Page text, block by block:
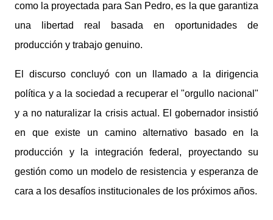
como la proyectada para San Pedro, es la que garantiza
una libertad real basada en oportunidades de
producción y trabajo genuino.
El discurso concluyó con un llamado a la dirigencia
política y a la sociedad a recuperar el "orgullo nacional"
y a no naturalizar la crisis actual. El gobernador insistió
en que existe un camino alternativo basado en la
producción y la integración federal, proyectando su
gestión como un modelo de resistencia y esperanza de
cara a los desafíos institucionales de los próximos años.